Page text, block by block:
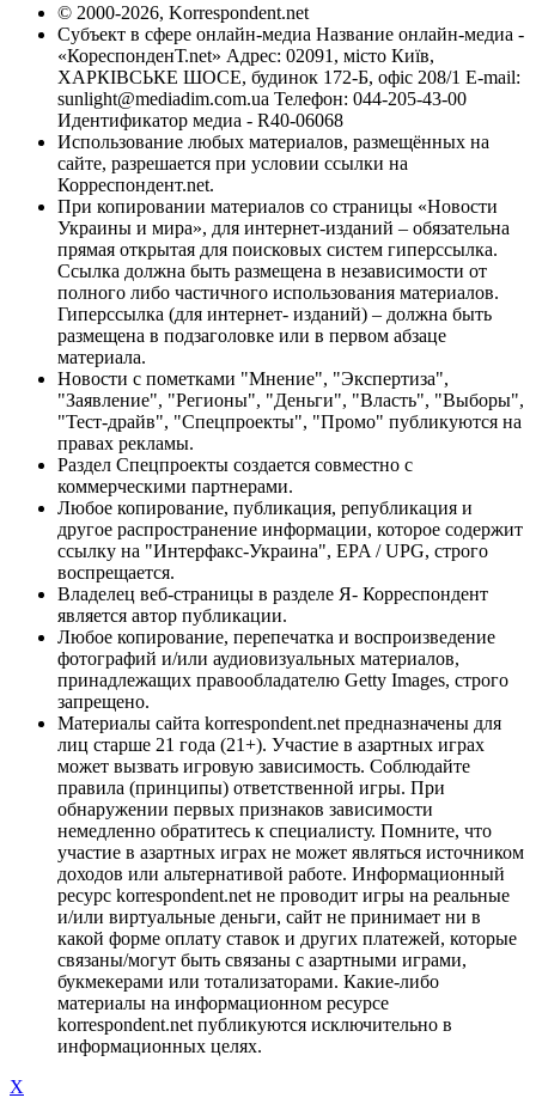
© 2000-2026, Korrespondent.net
Субъект в сфере онлайн-медиа Название онлайн-медиа -
«КореспонденТ.net» Адрес: 02091, місто Київ,
ХАРКІВСЬКЕ ШОСЕ, будинок 172-Б, офіс 208/1 E-mail:
sunlight@mediadim.com.ua Телефон: 044-205-43-00
Идентификатор медиа - R40-06068
Использование любых материалов, размещённых на
сайте, разрешается при условии ссылки на
Корреспондент.net.
При копировании материалов со страницы «Новости
Украины и мира», для интернет-изданий – обязательна
прямая открытая для поисковых систем гиперссылка.
Ссылка должна быть размещена в независимости от
полного либо частичного использования материалов.
Гиперссылка (для интернет- изданий) – должна быть
размещена в подзаголовке или в первом абзаце
материала.
Новости с пометками "Мнение", "Экспертиза",
"Заявление", "Регионы", "Деньги", "Власть", "Выборы",
"Тест-драйв", "Спецпроекты", "Промо" публикуются на
правах рекламы.
Раздел Спецпроекты создается совместно с
коммерческими партнерами.
Любое копирование, публикация, републикация и
другое распространение информации, которое содержит
ссылку на "Интерфакс-Украина", EPA / UPG, строго
воспрещается.
Владелец веб-страницы в разделе Я- Корреспондент
является автор публикации.
Любое копирование, перепечатка и воспроизведение
фотографий и/или аудиовизуальных материалов,
принадлежащих правообладателю Getty Images, строго
запрещено.
Материалы сайта korrespondent.net предназначены для
лиц старше 21 года (21+). Участие в азартных играх
может вызвать игровую зависимость. Соблюдайте
правила (принципы) ответственной игры. При
обнаружении первых признаков зависимости
немедленно обратитесь к специалисту. Помните, что
участие в азартных играх не может являться источником
доходов или альтернативой работе. Информационный
ресурс korrespondent.net не проводит игры на реальные
и/или виртуальные деньги, сайт не принимает ни в
какой форме оплату ставок и других платежей, которые
связаны/могут быть связаны с азартными играми,
букмекерами или тотализаторами. Какие-либо
материалы на информационном ресурсе
korrespondent.net публикуются исключительно в
информационных целях.
X